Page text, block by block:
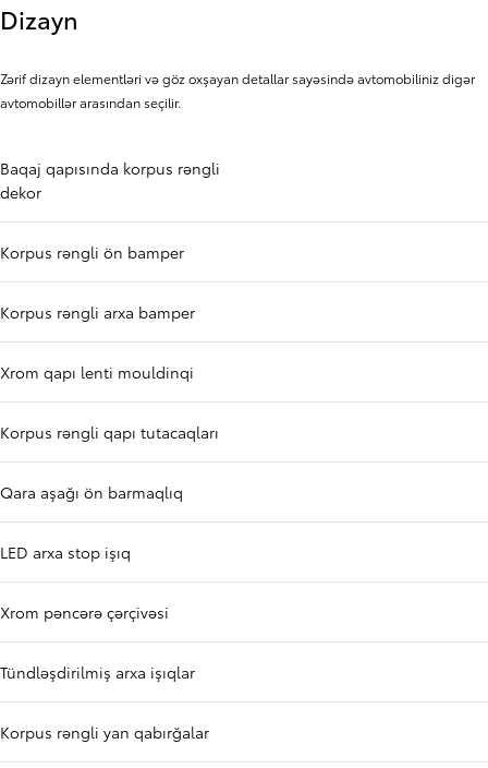
Dizayn
Zərif dizayn elementləri və göz oxşayan detallar sayəsində avtomobiliniz digər
avtomobillər arasından seçilir.
Baqaj qapısında korpus rəngli
dekor
Korpus rəngli ön bamper
Korpus rəngli arxa bamper
Xrom qapı lenti mouldinqi
Korpus rəngli qapı tutacaqları
Qara aşağı ön barmaqlıq
LED arxa stop işıq
Xrom pəncərə çərçivəsi
Tündləşdirilmiş arxa işıqlar
Korpus rəngli yan qabırğalar